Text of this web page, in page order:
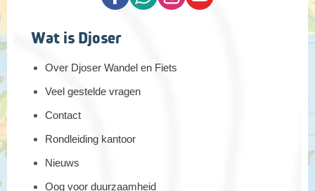
Wat is Djoser
Over Djoser Wandel en Fiets
Veel gestelde vragen
Contact
Rondleiding kantoor
Nieuws
Oog voor duurzaamheid